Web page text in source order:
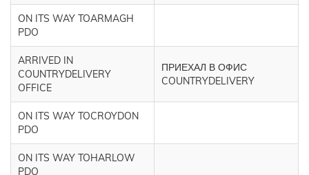
ON ITS WAY TOARMAGH
PDO
ARRIVED IN
COUNTRYDELIVERY
OFFICE
ПРИЕХАЛ В ОФИС
COUNTRYDELIVERY
ON ITS WAY TOCROYDON
PDO
ON ITS WAY TOHARLOW
PDO